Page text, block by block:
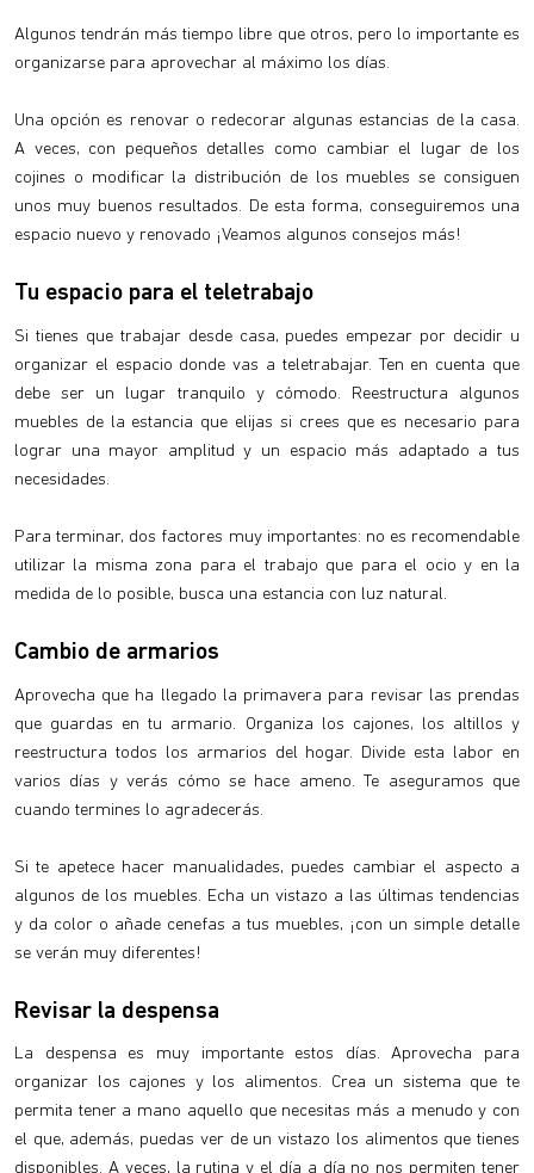
Algunos tendrán más tiempo libre que otros, pero lo importante es
organizarse para aprovechar al máximo los días.
Una opción es renovar o redecorar algunas estancias de la casa.
A veces, con pequeños detalles como cambiar el lugar de los
cojines o modificar la distribución de los muebles se consiguen
unos muy buenos resultados. De esta forma, conseguiremos una
espacio nuevo y renovado ¡Veamos algunos consejos más!
Tu espacio para el teletrabajo
Si tienes que trabajar desde casa, puedes empezar por decidir u
organizar el espacio donde vas a teletrabajar. Ten en cuenta que
debe ser un lugar tranquilo y cómodo. Reestructura algunos
muebles de la estancia que elijas si crees que es necesario para
lograr una mayor amplitud y un espacio más adaptado a tus
necesidades.
Para terminar, dos factores muy importantes: no es recomendable
utilizar la misma zona para el trabajo que para el ocio y en la
medida de lo posible, busca una estancia con luz natural.
Cambio de armarios
Aprovecha que ha llegado la primavera para revisar las prendas
que guardas en tu armario. Organiza los cajones, los altillos y
reestructura todos los armarios del hogar. Divide esta labor en
varios días y verás cómo se hace ameno. Te aseguramos que
cuando termines lo agradecerás.
Si te apetece hacer manualidades, puedes cambiar el aspecto a
algunos de los muebles. Echa un vistazo a las últimas tendencias
y da color o añade cenefas a tus muebles, ¡con un simple detalle
se verán muy diferentes!
Revisar la despensa
La despensa es muy importante estos días. Aprovecha para
organizar los cajones y los alimentos. Crea un sistema que te
permita tener a mano aquello que necesitas más a menudo y con
el que, además, puedas ver de un vistazo los alimentos que tienes
disponibles. A veces, la rutina y el día a día no nos permiten tener